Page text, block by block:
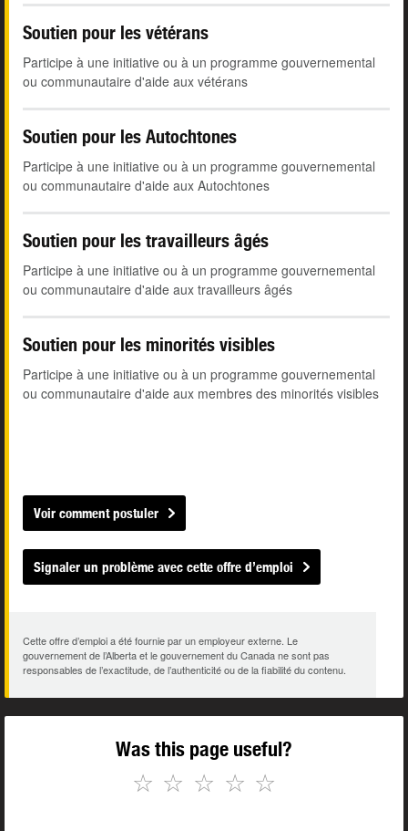
Soutien pour les vétérans
Participe à une initiative ou à un programme gouvernemental
ou communautaire d'aide aux vétérans
Soutien pour les Autochtones
Participe à une initiative ou à un programme gouvernemental
ou communautaire d'aide aux Autochtones
Soutien pour les travailleurs âgés
Participe à une initiative ou à un programme gouvernemental
ou communautaire d'aide aux travailleurs âgés
Soutien pour les minorités visibles
Participe à une initiative ou à un programme gouvernemental
ou communautaire d'aide aux membres des minorités visibles
Voir comment postuler
Signaler un problème avec cette offre d’emploi
Cette offre d’emploi a été fournie par un employeur externe. Le
gouvernement de l’Alberta et le gouvernement du Canada ne sont pas
responsables de l’exactitude, de l’authenticité ou de la fiabilité du contenu.
Was this page useful?
☆
☆
☆
☆
☆